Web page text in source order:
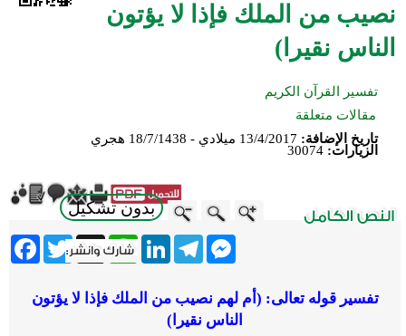
نصيب من الملك فإذا لا يؤتون
الناس نقيرا)
تفسير القرآن الكريم
مقالات متعلقة
تاريخ الإضافة: 13/4/2017 ميلادي - 18/7/1438 هجري
الزيارات: 30074
بدون تشكيل
Twitter X
WhatsApp
LinkedInTelegram
Messenger
تفسير قوله تعالى: (أم لهم نصيب من الملك فإذا لا يؤتون
الناس نقيرا)